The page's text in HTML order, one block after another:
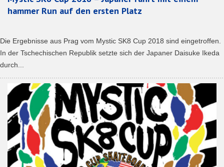
hammer Run auf den ersten Platz
Die Ergebnisse aus Prag vom Mystic SK8 Cup 2018 sind eingetroffen.
In der Tschechischen Republik setzte sich der Japaner Daisuke Ikeda
durch...